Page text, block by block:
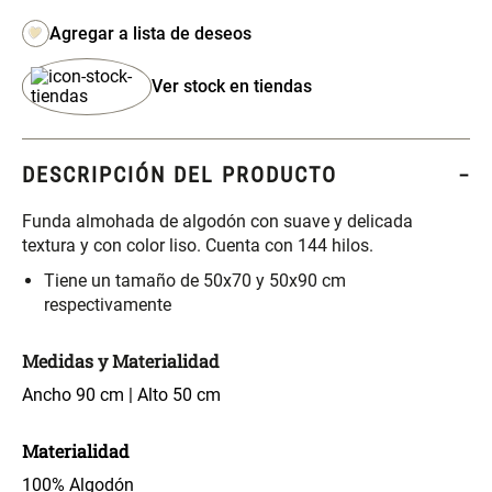
Ver stock en tiendas
DESCRIPCIÓN DEL PRODUCTO
Funda almohada de algodón con suave y delicada
textura y con color liso. Cuenta con 144 hilos.
Tiene un tamaño de 50x70 y 50x90 cm
respectivamente
Medidas y Materialidad
Ancho 90 cm | Alto 50 cm
Materialidad
100% Algodón
Set Sábanas Algodón satín 240
Hilos
S/ 169.00
Almohada Memory + Gel
S/ 124.00
Canasto Ropa Bambú Redondo
con Forro
S/ 69.90
Mueble Repisa Bambú 4
Bandejas con Puerta 23 x 23 x
119 cm
S/ 169.00S/ 135.20
x 33 x 80 cm
Plumón Pluma